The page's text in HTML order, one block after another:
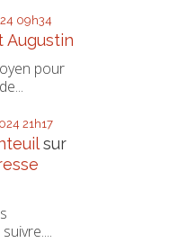
09h34
Augustin
pour
21h17
sur